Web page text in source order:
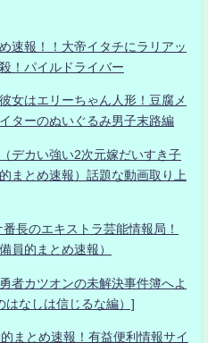
速報！！大帝イタチにラリアッ
！パイルドライバー
女はエリーちゃん人形！豆腐メ
ターのぬいぐるみ男子末路編
デカい強い2次元嫁だいすき子
まとめ速報）話題な動画取り上
長のエキストラ芸能情報局！
員的まとめ速報）
者カツオンの未解決事件簿へよ
はなしは信じるな編）]
とめ速報！有益便利情報サイ